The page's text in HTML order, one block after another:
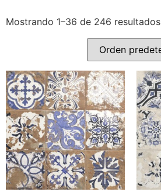
Mostrando 1–36 de 246 resultados